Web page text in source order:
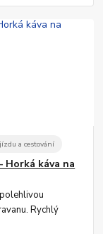
a cestování
Horká káva na
Rychlý